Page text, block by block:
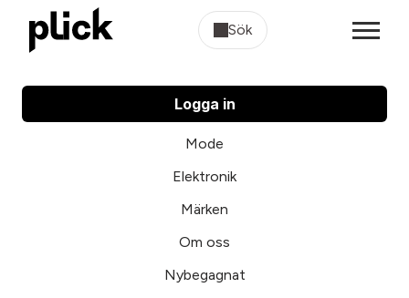
Sök
Logga in
Mode
Elektronik
Märken
Om oss
Nybegagnat